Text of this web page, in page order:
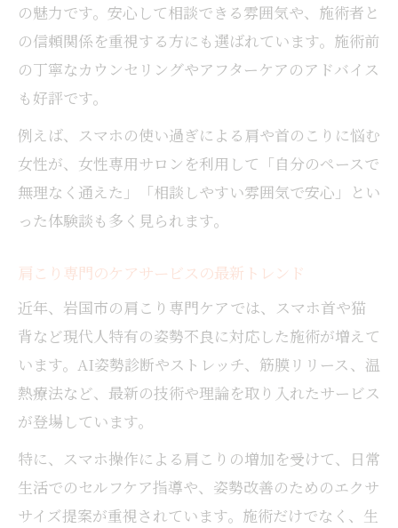
の魅力です。安心して相談できる雰囲気や、施術者と
の信頼関係を重視する方にも選ばれています。施術前
の丁寧なカウンセリングやアフターケアのアドバイス
も好評です。
例えば、スマホの使い過ぎによる肩や首のこりに悩む
女性が、女性専用サロンを利用して「自分のペースで
無理なく通えた」「相談しやすい雰囲気で安心」とい
った体験談も多く見られます。
肩こり専門のケアサービスの最新トレンド
近年、岩国市の肩こり専門ケアでは、スマホ首や猫
背など現代人特有の姿勢不良に対応した施術が増えて
います。AI姿勢診断やストレッチ、筋膜リリース、温
熱療法など、最新の技術や理論を取り入れたサービス
が登場しています。
特に、スマホ操作による肩こりの増加を受けて、日常
生活でのセルフケア指導や、姿勢改善のためのエクサ
サイズ提案が重視されています。施術だけでなく、生